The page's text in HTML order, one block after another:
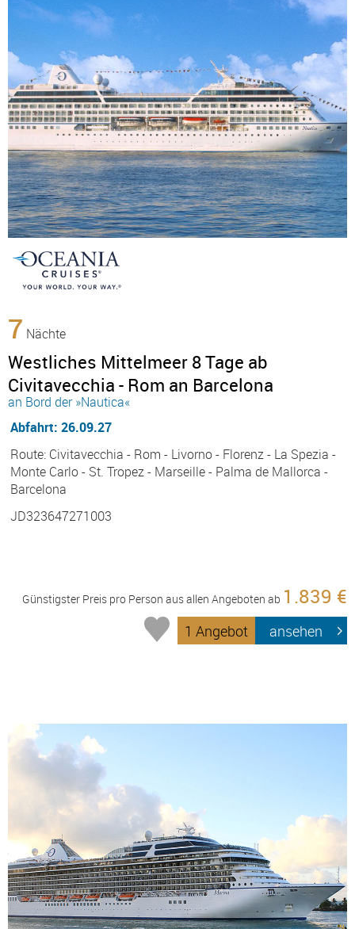
7 Nächte
Westliches Mittelmeer 8 Tage ab
Civitavecchia - Rom an Barcelona
an Bord der »Nautica«
Abfahrt: 26.09.27
Route: Civitavecchia - Rom - Livorno - Florenz - La Spezia -
Monte Carlo - St. Tropez - Marseille - Palma de Mallorca -
Barcelona
JD323647271003
Günstigster Preis pro Person aus allen Angeboten ab 1.839 €
1 Angebot ansehen